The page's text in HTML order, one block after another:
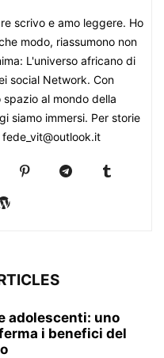
scrivo e amo leggere. Ho
modo, riassumono non
L'universo africano di
social Network. Con
al mondo della
siamo immersi. Per storie
adolescenti: uno
i benefici del